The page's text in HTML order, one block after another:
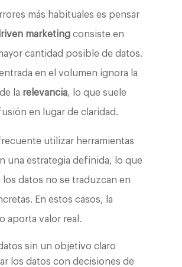
más habituales es pensar
marketingconsiste en
cantidad posible de datos.
en el volumen ignora la
la relevancia, lo que suele
en lugar de claridad.
utilizar herramientas
una estrategia definida, lo que
datos no se traduzcan en
En estos casos, la
aporta valor real.
sin un objetivo claro
los datos con decisiones de